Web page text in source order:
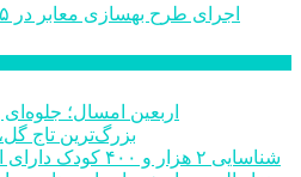
اجرای طرح بهسازی معابر در ۵۵ روستای استان البرز
اربعین امسال؛
بزرگ‌ترین تاج
شناسایی ۲ هزار و ۴۰۰ کودک دارای اختلالات بینایی در البرز